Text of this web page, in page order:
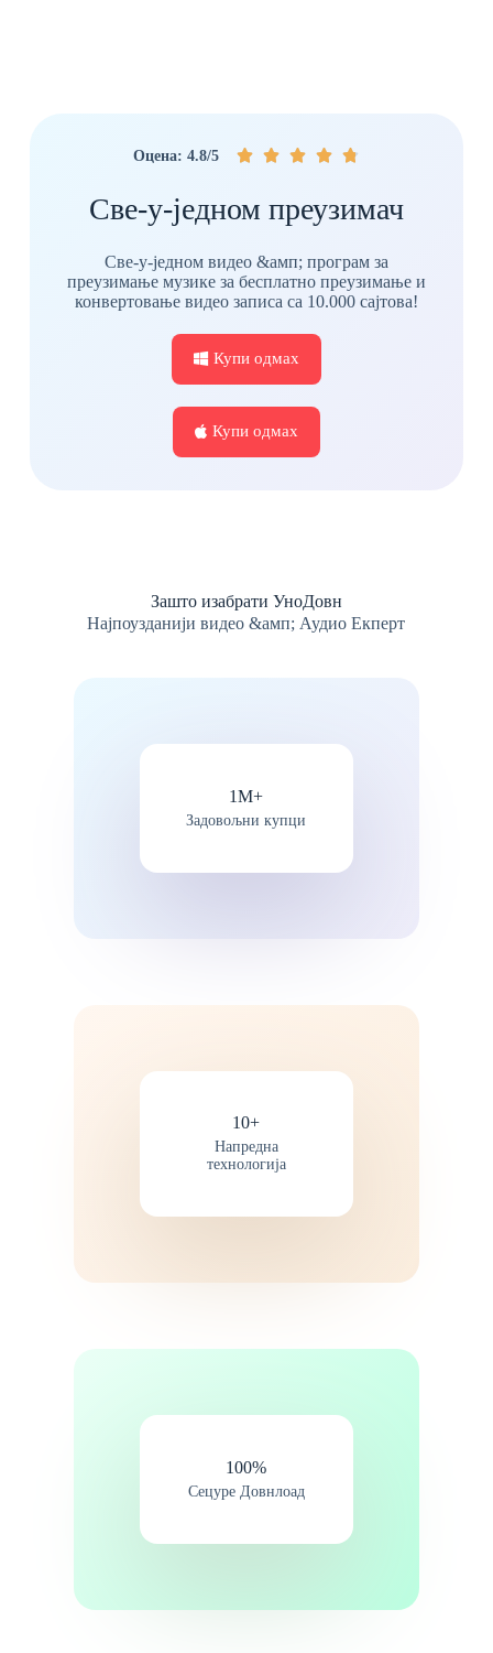
Оцена: 4.8/5     
Све-у-једном преузимач
Све-у-једном видео &амп; програм за
преузимање музике за бесплатно преузимање и
конвертовање видео записа са 10.000 сајтова!
Купи одмах
Купи одмах
Зашто изабрати УноДовн
Најпоузданији видео &амп; Аудио Екперт
1М+
Задовољни купци
10+
Напредна
технологија
100%​
Сецуре Довнлоад